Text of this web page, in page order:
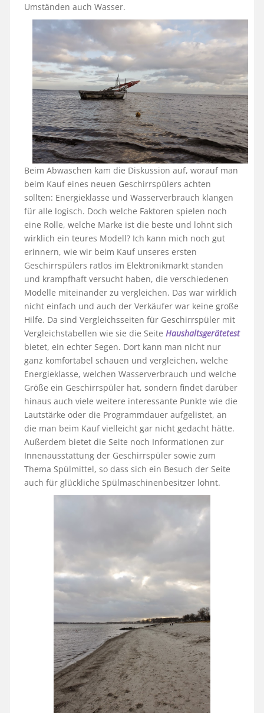
Umständen auch Wasser.
Beim Abwaschen kam die Diskussion auf, worauf man
beim Kauf eines neuen Geschirrspülers achten
sollten: Energieklasse und Wasserverbrauch klangen
für alle logisch. Doch welche Faktoren spielen noch
eine Rolle, welche Marke ist die beste und lohnt sich
wirklich ein teures Modell? Ich kann mich noch gut
erinnern, wie wir beim Kauf unseres ersten
Geschirrspülers ratlos im Elektronikmarkt standen
und krampfhaft versucht haben, die verschiedenen
Modelle miteinander zu vergleichen. Das war wirklich
nicht einfach und auch der Verkäufer war keine große
Hilfe. Da sind Vergleichsseiten für Geschirrspüler mit
Vergleichstabellen wie sie die Seite Haushaltsgerätetest
bietet, ein echter Segen. Dort kann man nicht nur
ganz komfortabel schauen und vergleichen, welche
Energieklasse, welchen Wasserverbrauch und welche
Größe ein Geschirrspüler hat, sondern findet darüber
hinaus auch viele weitere interessante Punkte wie die
Lautstärke oder die Programmdauer aufgelistet, an
die man beim Kauf vielleicht gar nicht gedacht hätte.
Außerdem bietet die Seite noch Informationen zur
Innenausstattung der Geschirrspüler sowie zum
Thema Spülmittel, so dass sich ein Besuch der Seite
auch für glückliche Spülmaschinenbesitzer lohnt.